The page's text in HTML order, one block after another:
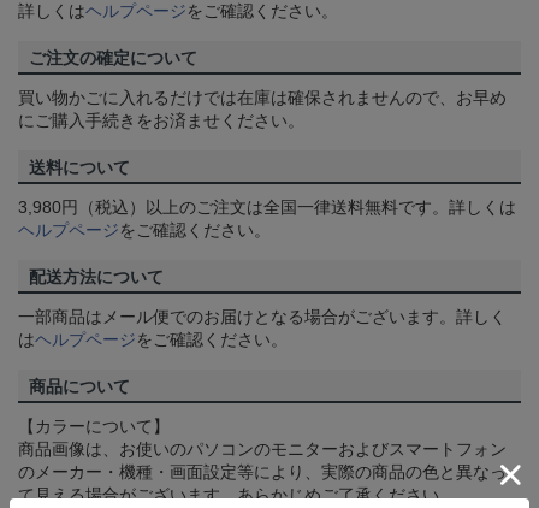
詳しくはヘルプページをご確認ください。
ご注文の確定について
買い物かごに入れるだけでは在庫は確保されませんので、お早め
にご購入手続きをお済ませください。
送料について
3,980円（税込）以上のご注文は全国一律送料無料です。詳しくは
ヘルプページをご確認ください。
配送方法について
一部商品はメール便でのお届けとなる場合がございます。詳しく
はヘルプページをご確認ください。
商品について
【カラーについて】
商品画像は、お使いのパソコンのモニターおよびスマートフォン
のメーカー・機種・画面設定等により、実際の商品の色と異なっ
て見える場合がございます。あらかじめご了承ください。